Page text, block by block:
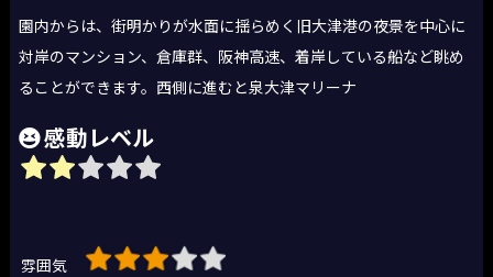
園内からは、街明かりが水面に揺らめく旧大津港の夜景を中心に
対岸のマンション、倉庫群、阪神高速、着岸している船など眺め
ることができます。西側に進むと泉大津マリーナ
感動レベル
雰囲気